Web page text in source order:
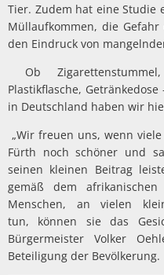
Tier. Zudem hat eine Studie
Müllaufkommen, die
den Eindruck von
Ob
Plastikflasche,
in Deutschland haben wir
„Wir freuen uns, wenn
Fürth noch schöner und
seinen kleinen Beitrag
gemäß dem
Menschen, an vielen
tun, können sie das
Bürgermeister Volker
Beteiligung der Bevölkerung.